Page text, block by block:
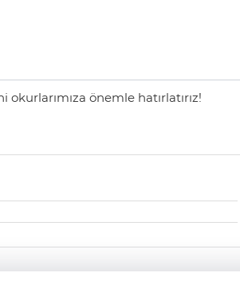
önemle hatırlatırız!